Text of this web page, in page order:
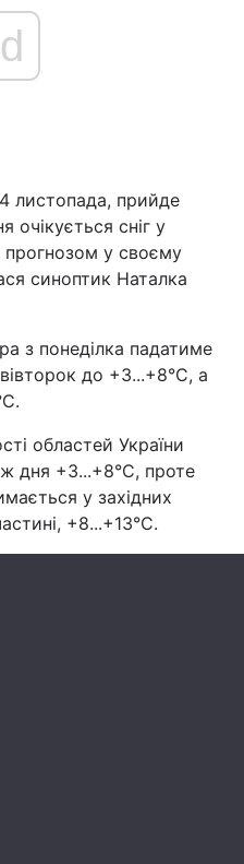
Війна
Політика
Наука
Інциденти
Туризм
листопада, прийде
очікується сніг у
прогнозом у своєму
синоптик Наталка
з понеділка падатиме
до +3...+8°C, а
областей України
дня +3...+8°C, проте
у західних
+8...+13°C.